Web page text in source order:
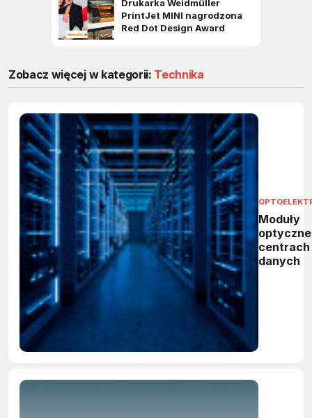
Zobacz więcej w kategorii: Technika
Moduły
centrach
danych